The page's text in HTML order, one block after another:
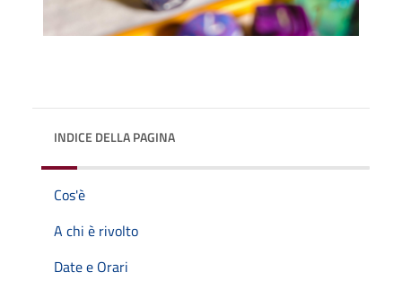
INDICE DELLA PAGINA
Cos'è
A chi è rivolto
Date e Orari